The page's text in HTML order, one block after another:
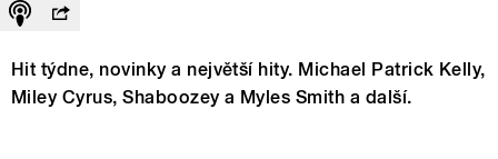
Hit týdne, novinky a největší hity. Michael Patrick Kelly,
Miley Cyrus, Shaboozey a Myles Smith a další.